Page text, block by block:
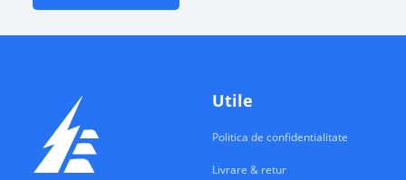
Utile
Politica de confidentialitate
Livrare & retur